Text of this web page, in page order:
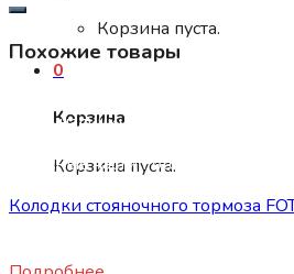
Корзина пуста.
0
Корзина
Корзина пуста.
ЗАДНЕГО
ХОДА
ФОТОН
(K222932)
Похожие товары
Нет в наличии
Запасные части Foton
Колодки стояночного тормоза